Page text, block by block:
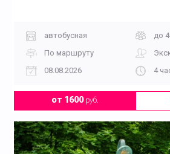
автобусная
до
По маршруту
08.08.2026
4
от 1600руб.